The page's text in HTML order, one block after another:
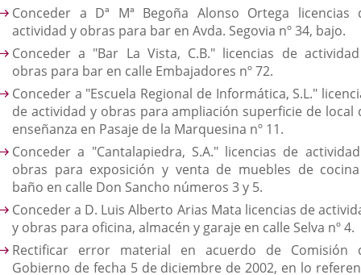
Conceder a Dª Mª Begoña Alonso Ortega licencias
actividad y obras para bar en Avda. Segovia nº 34, bajo.
Conceder a "Bar La Vista, C.B." licencias de
obras para bar en calle Embajadores nº 72.
Conceder a "Escuela Regional de Informática, S.L."
de actividad y obras para ampliación superficie de local
enseñanza en Pasaje de la Marquesina nº 11.
Conceder a "Cantalapiedra, S.A." licencias de
obras para exposición y venta de muebles de
baño en calle Don Sancho números 3 y 5.
Conceder a D. Luis Alberto Arias Mata licencias de
y obras para oficina, almacén y garaje en calle Selva nº 4.
Rectificar error material en acuerdo de Comisión
Gobierno de fecha 5 de diciembre de 2002, en lo